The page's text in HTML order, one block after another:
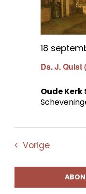
Ds. J. Quist
18
Oude
Vorige